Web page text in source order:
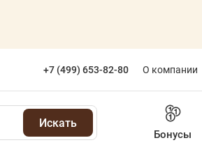
+7 (499) 653-82-80 О компании
Бонусы